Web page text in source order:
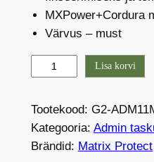
MXPower+Cordura
Värvus – must
-
r
o
G
Lisa korvi
Tootekood: G2-
Kategooria: Admin
Brändid: Matrix Protect